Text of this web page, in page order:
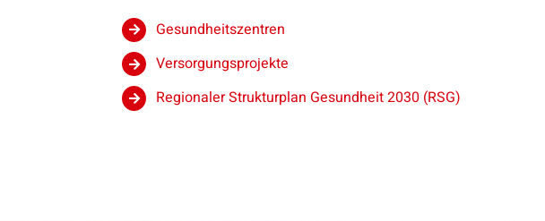
Gesundheitszentren
Versorgungsprojekte
Regionaler Strukturplan Gesundheit 2030 (RSG)